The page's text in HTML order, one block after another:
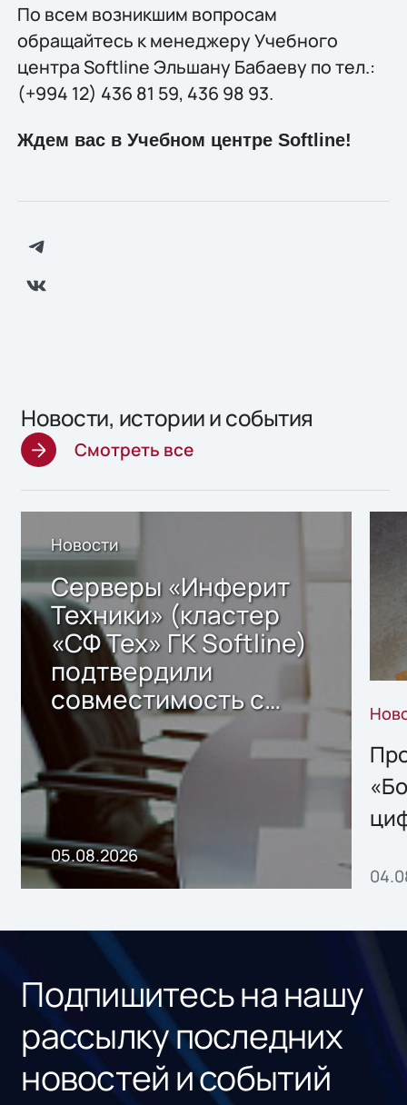
По всем возникшим вопросам
обращайтесь к менеджеру Учебного
центра Softline Эльшану Бабаеву по тел.:
(+994 12) 436 81 59, 436 98 93.
Ждем вас в Учебном центре Softline!
Новости, истории и события
Смотреть все
Новости
Серверы «Инферит
Техники» (кластер
«СФ Тех» ГК Softline)
подтвердили
совместимость с
решением Sharx
Storage 2.x для
хранения данных
05.08.2026
Подпишитесь на нашу
рассылку последних
новостей и событий